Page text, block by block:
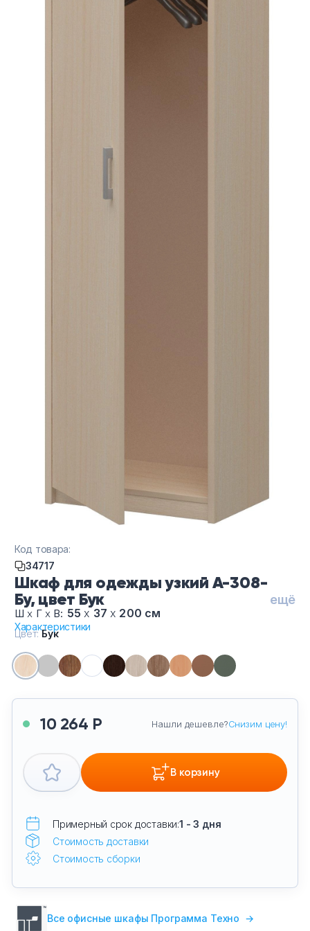
Шкаф для одежды узкий А-308-
Бу, цвет Бук
ещё
Шх Г х В: 55 х 37 х 200 см
Характеристики
Код товара:
34717
10 264 Р Нашли дешевле?Снизим цену!
В корзину
Примерный срок доставки:1 - 3 дня
Стоимость доставки
Стоимость сборки
Цвет:Бук
Все офисные шкафы Программа Техно →
Тумбы офисные
Искусственные растения